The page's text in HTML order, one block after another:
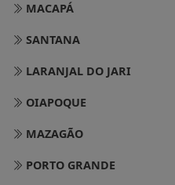
MACAPÁ
SANTANA
LARANJAL DO JARI
OIAPOQUE
MAZAGÃO
PORTO GRANDE